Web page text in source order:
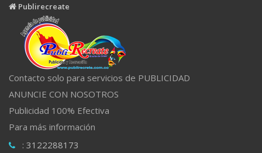
Publirecreate
Contacto solo para servicios de PUBLICIDAD
ANUNCIE CON NOSOTROS
Publicidad 100% Efectiva
Para más información
: 3122288173